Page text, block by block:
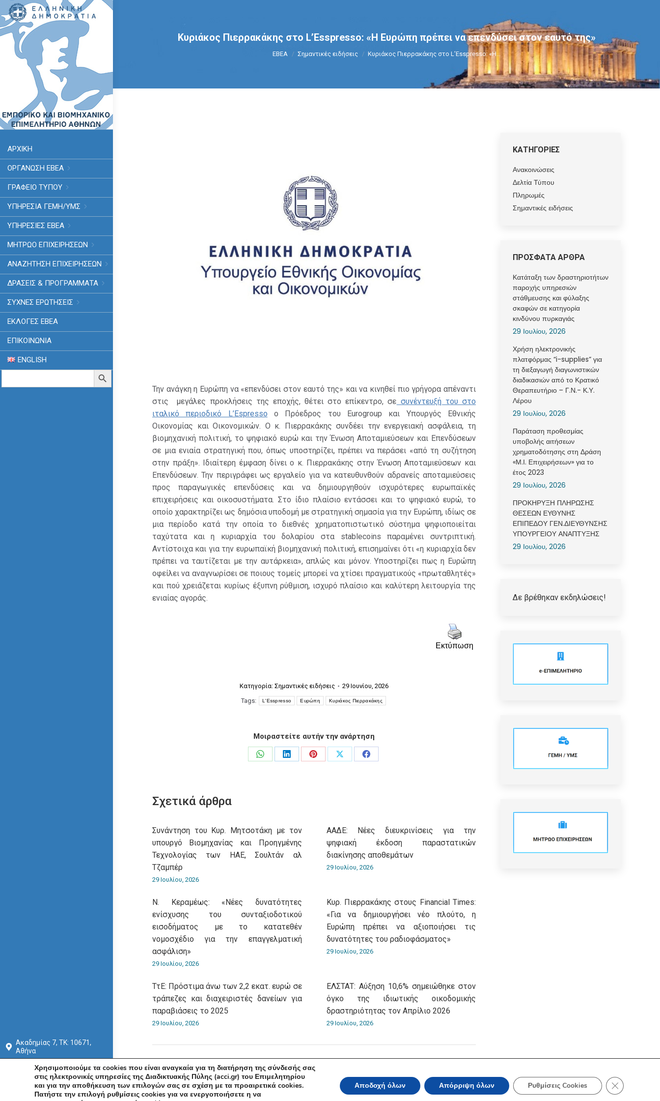
ΑΡΧΙΚΗ
ΟΡΓΑΝΩΣΗ ΕΒΕΑ
ΓΡΑΦΕΙΟ ΤΥΠΟΥ
ΥΠΗΡΕΣΊΑ ΓΕΜΗ/ΥΜΣ
ΥΠΗΡΕΣΙΕΣ ΕΒΕΑ
ΜΗΤΡΩΟ ΕΠΙΧΕΙΡΗΣΕΩΝ
ΑΝΑΖΗΤΗΣΗ ΕΠΙΧΕΙΡΗΣΕΩΝ
ΔΡΑΣΕΙΣ & ΠΡΟΓΡΑΜΜΑΤΑ
ΣΥΧΝΕΣ ΕΡΩΤΗΣΕΙΣ
ΕΚΛΟΓΈΣ ΕΒΕΑ
ΕΠΙΚΟΙΝΩΝΙΑ
ENGLISH
Search
Search Button
Ακαδημίας 7, ΤΚ: 10671,
Αθήνα
+30 210 3604815
info@acci.gr
Κυριάκος Πιερρακάκης στο L’Esspresso: «Η Ευρώπη πρέπει να επενδύσει στον εαυτό της»
You are here:
ΕΒΕΑ Σημαντικές ειδήσεις Κυριάκος Πιερρακάκης στο L’Esspresso: «Η…
Την ανάγκη η Ευρώπη να «επενδύσει στον εαυτό της» και να κινηθεί πιο γρήγορα απέναντι
στις μεγάλες προκλήσεις της εποχής, θέτει στο επίκεντρο, σε συνέντευξή του στο
ιταλικό περιοδικό L’Espresso o Πρόεδρος του Eurogroup και Υπουργός Εθνικής
Οικονομίας και Οικονομικών. O κ. Πιερρακάκης συνδέει την ενεργειακή ασφάλεια, τη
βιομηχανική πολιτική, το ψηφιακό ευρώ και την Ένωση Αποταμιεύσεων και Επενδύσεων
σε μια ενιαία στρατηγική που, όπως υποστηρίζει, πρέπει να περάσει «από τη συζήτηση
στην πράξη». Ιδιαίτερη έμφαση δίνει ο κ. Πιερρακάκης στην Ένωση Αποταμιεύσεων και
Επενδύσεων. Την περιγράφει ως εργαλείο για να κατευθυνθούν αδρανείς αποταμιεύσεις
προς παραγωγικές επενδύσεις και να δημιουργηθούν ισχυρότερες ευρωπαϊκές
επιχειρήσεις και οικοσυστήματα. Στο ίδιο πλαίσιο εντάσσει και το ψηφιακό ευρώ, το
οποίο χαρακτηρίζει ως δημόσια υποδομή με στρατηγική σημασία για την Ευρώπη, ιδίως σε
μια περίοδο κατά την οποία το διεθνές χρηματοπιστωτικό σύστημα ψηφιοποιείται
ταχύτατα και η κυριαρχία του δολαρίου στα stablecoins παραμένει συντριπτική.
Αντίστοιχα και για την ευρωπαϊκή βιομηχανική πολιτική, επισημαίνει ότι «η κυριαρχία δεν
πρέπει να ταυτίζεται με την αυτάρκεια», απλώς και μόνον. Υποστηρίζει πως η Ευρώπη
οφείλει να αναγνωρίσει σε ποιους τομείς μπορεί να χτίσει πραγματικούς «πρωταθλητές»
και πού χρειάζεται κυρίως έξυπνη ρύθμιση, ισχυρό πλαίσιο και καλύτερη λειτουργία της
ενιαίας αγοράς.
Εκτύπωση
Κατηγορία: Σημαντικές ειδήσεις
29 Ιουνίου, 2026
Tags:
L'Esspresso Ευρώπη Κυριάκος Πιερρακάκης
Μοιραστείτε αυτήν την ανάρτηση
Share
Share
Share
Share
Share
Σχετικά άρθρα
Συνάντηση του Κυρ. Μητσοτάκη με τον
υπουργό Βιομηχανίας και Προηγμένης
Τεχνολογίας των ΗΑΕ, Σουλτάν αλ
Τζαμπέρ
29 Ιουλίου, 2026
ΑΑΔΕ: Νέες διευκρινίσεις για την
ψηφιακή έκδοση παραστατικών
διακίνησης αποθεμάτων
29 Ιουλίου, 2026
Ν. Κεραμέως: «Νέες δυνατότητες
ενίσχυσης του συνταξιοδοτικού
εισοδήματος με το κατατεθέν
νομοσχέδιο για την επαγγελματική
ασφάλιση»
29 Ιουλίου, 2026
Κυρ. Πιερρακάκης στους Financial Times:
«Για να δημιουργήσει νέο πλούτο, η
Ευρώπη πρέπει να αξιοποιήσει τις
δυνατότητες του ραδιοφάσματος»
29 Ιουλίου, 2026
ΤτΕ: Πρόστιμα άνω των 2,2 εκατ. ευρώ σε
τράπεζες και διαχειριστές δανείων για
παραβιάσεις το 2025
29 Ιουλίου, 2026
ΕΛΣΤΑΤ: Αύξηση 10,6% σημειώθηκε στον
όγκο της ιδιωτικής οικοδομικής
δραστηριότητας τον Απρίλιο 2026
29 Ιουλίου, 2026
ΚΑΤΗΓΟΡΙΕΣ
Ανακοινώσεις
Δελτία Τύπου
Πληρωμές
Σημαντικές ειδήσεις
ΠΡΟΣΦΑΤΑ ΑΡΘΡΑ
Κατάταξη των δραστηριοτήτων
παροχής υπηρεσιών
στάθμευσης και φύλαξης
σκαφών σε κατηγορία
κινδύνου πυρκαγιάς
29 Ιουλίου, 2026
Χρήση ηλεκτρονικής
πλατφόρμας “i-supplies” για
τη διεξαγωγή διαγωνιστικών
διαδικασιών από το Κρατικό
Θεραπευτήριο – Γ.Ν.- Κ.Υ.
Λέρου
29 Ιουλίου, 2026
Παράταση προθεσμίας
υποβολής αιτήσεων
χρηματοδότησης στη Δράση
«Μ.Ι. Επιχειρήσεων» για το
έτος 2023
29 Ιουλίου, 2026
ΠΡΟΚΗΡΥΞΗ ΠΛΗΡΩΣΗΣ
ΘΕΣΕΩΝ ΕΥΘΥΝΗΣ
ΕΠΙΠΕΔΟΥ ΓΕΝ.ΔΙΕΥΘΥΝΣΗΣ
ΥΠΟΥΡΓΕΙΟΥ ΑΝΑΠΤΥΞΗΣ
29 Ιουλίου, 2026
Δε βρέθηκαν εκδηλώσεις!
© Εμπορικό και Βιομηχανικό Επιμελητήριο Αθηνών 2026 | Ακαδημίας 7, ΤΚ: 10671, Αθήνα, Τηλ: +30 210 3604815, e-mail: info@acci.gr
Όροι Χρήσης
Πολιτική Ασφάλειας|Πολιτική Απορρήτου |Δήλωση Προσβασιμότητας
Χρησιμοποιούμε τα cookies που είναι αναγκαία για τη διατήρηση της σύνδεσής σας
στις ηλεκτρονικές υπηρεσίες της Διαδικτυακής Πύλης (acci.gr) του Επιμελητηρίου
και για την αποθήκευση των επιλογών σας σε σχέση με τα προαιρετικά cookies.
Πατήστε την επιλογή ρυθμίσεις cookies για να ενεργοποιήσετε η να
Αποδοχή όλων Απόρριψη όλων Ρυθμίσεις Cookies Κλείσιμο του